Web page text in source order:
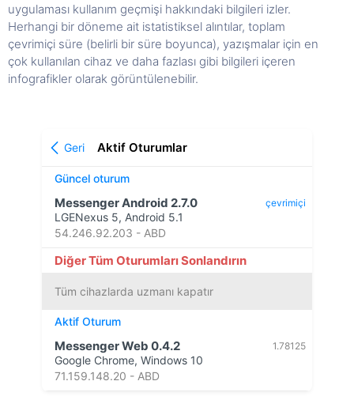
Geri Aktif Oturumlar
Güncel oturum
Messenger Android 2.7.0 çevrimiçi
LGENexus 5, Android 5.1
54.246.92.203 - ABD
Diğer Tüm Oturumları Sonlandırın
Tüm cihazlarda uzmanı kapatır
Aktif Oturum
Messenger Web 0.4.2 1.78125
Google Chrome, Windows 10
71.159.148.20 - ABD
uygulaması kullanım geçmişi hakkındaki bilgileri izler.
Herhangi bir döneme ait istatistiksel alıntılar, toplam
çevrimiçi süre (belirli bir süre boyunca), yazışmalar için en
çok kullanılan cihaz ve daha fazlası gibi bilgileri içeren
infografikler olarak görüntülenebilir.